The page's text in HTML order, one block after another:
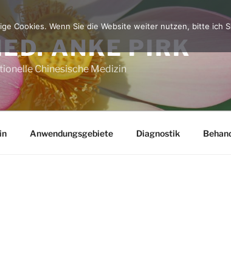
ANKE PIRK
Chinesische Medizin
Anwendungsgebiete Diagnostik
Cookies. Wenn Sie die Website weiter nutzen, bitte ich